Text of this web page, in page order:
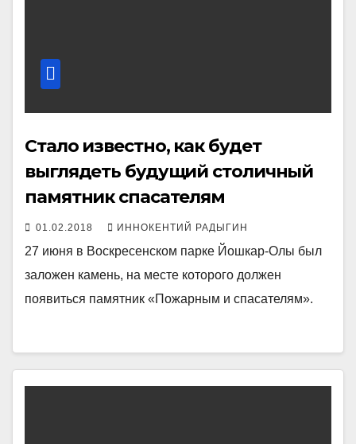
Стало известно, как будет
выглядеть будущий столичный
памятник спасателям
01.02.2018 ИННОКЕНТИЙ РАДЫГИН
27 июня в Воскресенском парке Йошкар-Олы был
заложен камень, на месте которого должен
появиться памятник «Пожарным и спасателям».